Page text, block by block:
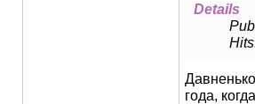
Details
года,